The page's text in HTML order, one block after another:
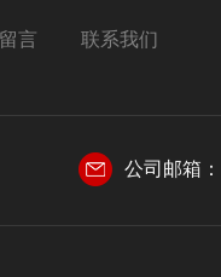
言 联系我们
公司邮箱：